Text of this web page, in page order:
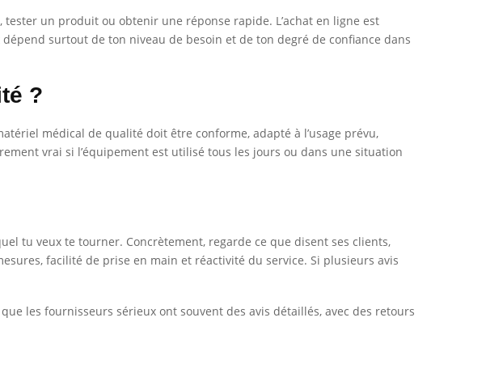
un produit ou obtenir une réponse rapide. L’achat en ligne est
surtout de ton niveau de besoin et de ton degré de confiance dans
?
médical de qualité doit être conforme, adapté à l’usage prévu,
vrai si l’équipement est utilisé tous les jours ou dans une situation
tu veux te tourner. Concrètement, regarde ce que disent ses clients,
facilité de prise en main et réactivité du service. Si plusieurs avis
les fournisseurs sérieux ont souvent des avis détaillés, avec des retours